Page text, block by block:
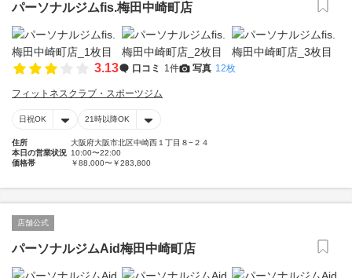
パーソナルジムfis.梅田中崎町店
3.13 口コミ 1件 写真 12枚
フィットネスクラブ・スポーツジム
日祝OK 21時以降OK
住所
大阪府大阪市北区中崎西１丁目８−２４
本日の営業状況 10:00〜22:00
価格帯
￥88,000〜￥283,800
店舗公式
パーソナルジムAid梅田中崎町店